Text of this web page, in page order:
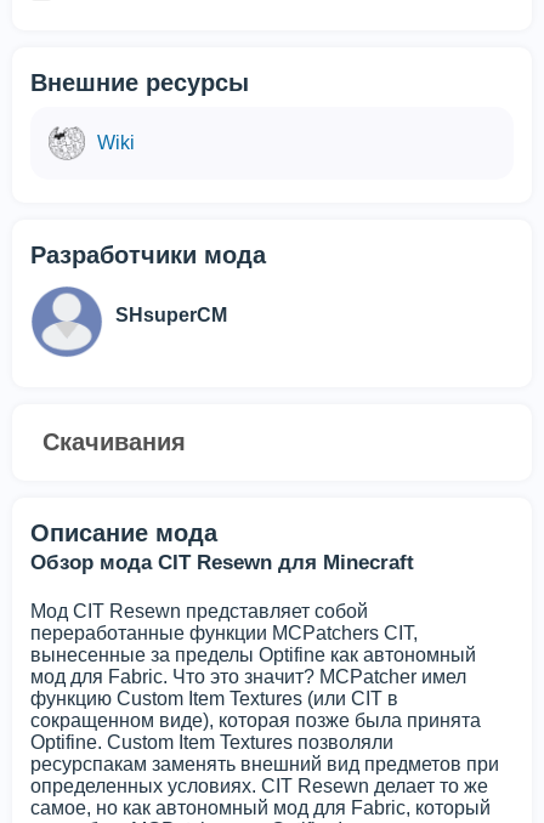
Внешние ресурсы
Wiki
Разработчики мода
SHsuperCM
Скачивания
Описание мода
Обзор мода CIT Resewn для Minecraft
Мод CIT Resewn представляет собой
переработанные функции MCPatchers CIT,
вынесенные за пределы Optifine как автономный
мод для Fabric. Что это значит? MCPatcher имел
функцию Custom Item Textures (или CIT в
сокращенном виде), которая позже была принята
Optifine. Custom Item Textures позволяли
ресурспакам заменять внешний вид предметов при
определенных условиях. CIT Resewn делает то же
самое, но как автономный мод для Fabric, который